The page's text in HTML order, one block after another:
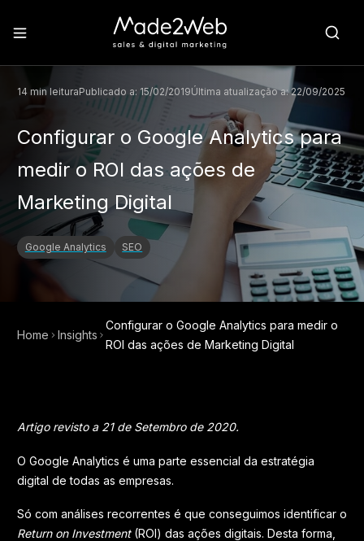
14 min leituraPublicado a: 15/02/2019Última atualização a:22/09/2025
Configurar o Google Analytics para
medir o ROI das ações de
Marketing Digital
Google Analytics SEO
Home Insights
Configurar o Google Analytics para medir o
ROI das ações de Marketing Digital
Artigo revisto a 21 de Setembro de 2020.
O Google Analytics é uma parte essencial da estratégia
digital de todas as empresas.
Só com análises recorrentes é que conseguimos identificar o
Return on Investment (ROI) das ações digitais. Desta forma,